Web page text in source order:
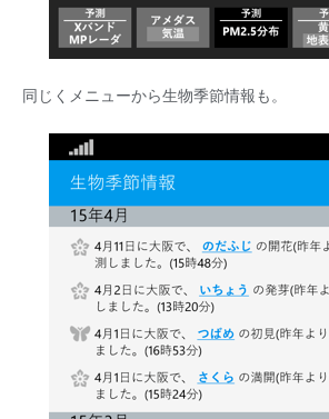
同じくメニューから生物季節情報も。